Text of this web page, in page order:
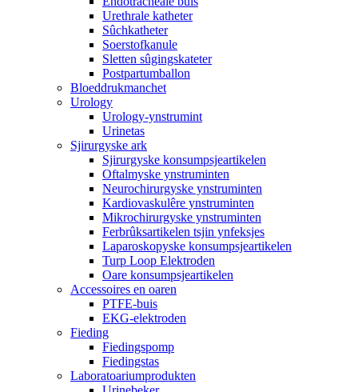
Urethrale katheter
Sûchkatheter
Soerstofkanule
Sletten sûgingskateter
Postpartumballon
Bloeddrukmanchet
Urology
Urology-ynstrumint
Urinetas
Sjirurgyske ark
Sjirurgyske konsumpsjeartikelen
Oftalmyske ynstruminten
Neurochirurgyske ynstruminten
Kardiovaskulêre ynstruminten
Mikrochirurgyske ynstruminten
Ferbrûksartikelen tsjin ynfeksjes
Laparoskopyske konsumpsjeartikelen
Turp Loop Elektroden
Oare konsumpsjeartikelen
Accessoires en oaren
PTFE-buis
EKG-elektroden
Fieding
Fiedingspomp
Fiedingstas
Laboratoariumprodukten